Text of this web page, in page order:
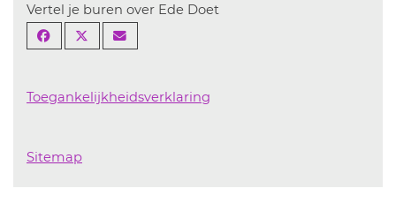
Vertel je buren over Ede Doet
Toegankelijkheidsverklaring
Sitemap